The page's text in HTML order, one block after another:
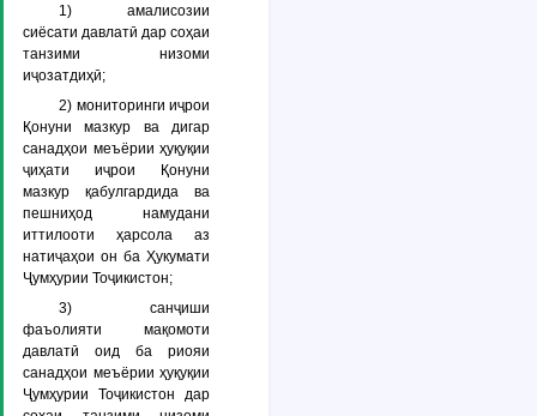
1) амалисозии
сиёсати давлатӣ дар соҳаи
танзими низоми
иҷозатдиҳӣ;
2) мониторинги иҷрои
Қонуни мазкур ва дигар
санадҳои меъёрии ҳуқуқии
ҷиҳати иҷрои Қонуни
мазкур қабулгардида ва
пешниҳод намудани
иттилооти ҳарсола аз
натиҷаҳои он ба Ҳукумати
Ҷумҳурии Тоҷикистон;
3) санҷиши
фаъолияти мақомоти
давлатӣ оид ба риояи
санадҳои меъёрии ҳуқуқии
Ҷумҳурии Тоҷикистон дар